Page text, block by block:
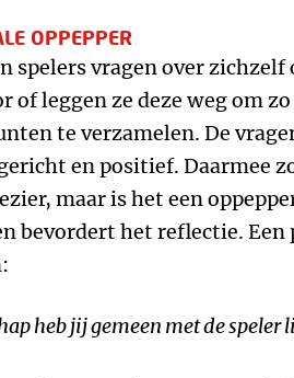
OPPEPPER
spelers vragen over zichzelf
of leggen ze deze weg om
te verzamelen. De
en positief. Daarmee
maar is het een
bevordert het reflectie. Een
heb jij gemeen met de speler